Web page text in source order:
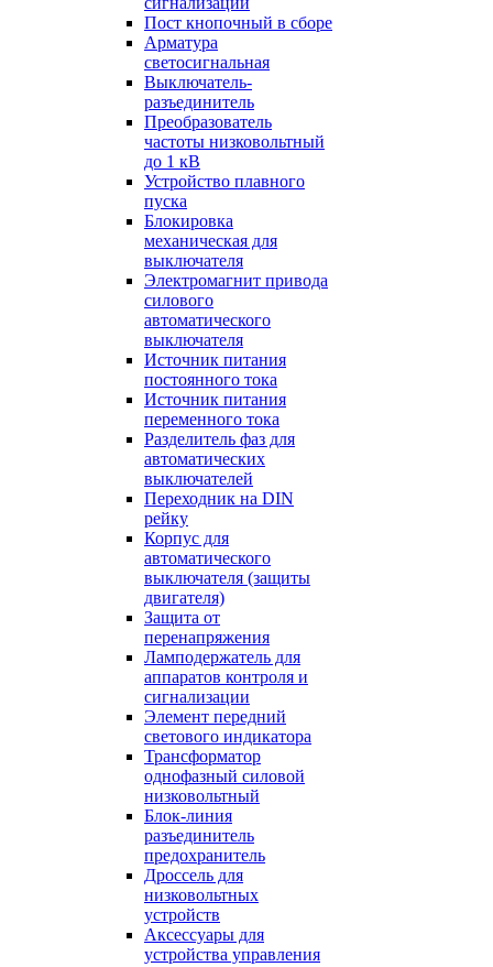
Пост кнопочный в сборе
Арматура
светосигнальная
Выключатель-
разъединитель
Преобразователь
частоты низковольтный
до 1 кВ
Устройство плавного
пуска
Блокировка
механическая для
выключателя
Электромагнит привода
силового
автоматического
выключателя
Источник питания
постоянного тока
Источник питания
переменного тока
Разделитель фаз для
автоматических
выключателей
Переходник на DIN
рейку
Корпус для
автоматического
выключателя (защиты
двигателя)
Защита от
перенапряжения
Ламподержатель для
аппаратов контроля и
сигнализации
Элемент передний
светового индикатора
Трансформатор
однофазный силовой
низковольтный
Блок-линия
разъединитель
предохранитель
Дроссель для
низковольтных
устройств
Аксессуары для
устройства управления